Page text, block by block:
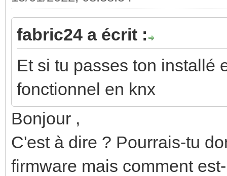
fabric24 a écrit :
Et si tu passes ton installé
fonctionnel en knx
Bonjour ,
C'est à dire ? Pourrais-tu
firmware mais comment